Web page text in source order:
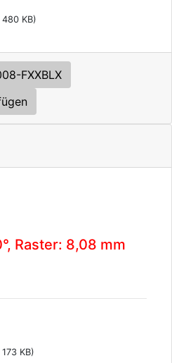
KB)
FXXBLX
Raster: 8,08 mm
KB)